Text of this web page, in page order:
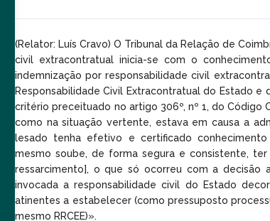
(Relator: Luís Cravo) O Tribunal da Relação de
civil extracontratual inicia-se com o
indemnização por responsabilidade civil
Responsabilidade Civil Extracontratual do Estado e
critério preceituado no artigo 306º, nº 1, do Código
como na situação vertente, estava em causa a
lesado tenha efetivo e certificado
mesmo soube, de forma segura e consistente,
ressarcimento], o que só ocorreu com a decisão
invocada a responsabilidade civil do Estado
atinentes a estabelecer (como pressuposto
mesmo RRCEE)».